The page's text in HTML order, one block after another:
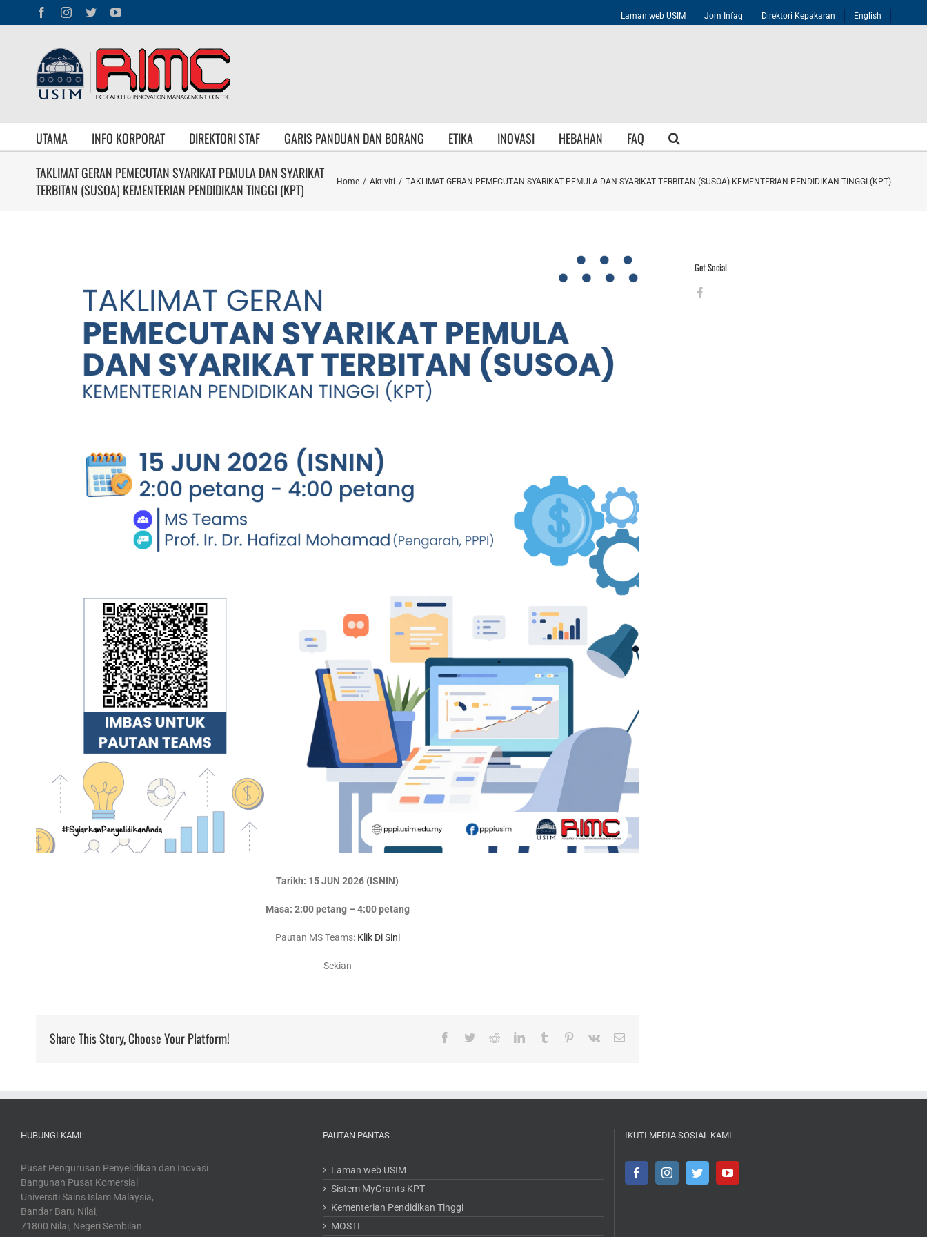
FacebookInstagram
TwitterYouTube Laman web USIM Jom Infaq Direktori Kepakaran English
UTAMA INFO KORPORAT DIREKTORI STAF GARIS PANDUAN DAN BORANG ETIKA INOVASI HEBAHAN
FAQ
TAKLIMAT GERAN PEMECUTAN SYARIKAT PEMULA DAN SYARIKAT
TERBITAN (SUSOA) KEMENTERIAN PENDIDIKAN TINGGI (KPT)
Home / Aktiviti / TAKLIMAT GERAN PEMECUTAN SYARIKAT PEMULA DAN SYARIKAT TERBITAN (SUSOA) KEMENTERIAN PENDIDIKAN TINGGI (KPT)
Tarikh: 15 JUN 2026 (ISNIN)
Masa: 2:00 petang – 4:00 petang
Pautan MS Teams: Klik Di Sini
Sekian
Share This Story, Choose Your Platform! Facebook
TwitterRedditLinkedInTumblr Pinterest
Vk Email
Get Social
HUBUNGI KAMI:
Pusat Pengurusan Penyelidikan dan Inovasi
Bangunan Pusat Komersial
Universiti Sains Islam Malaysia,
Bandar Baru Nilai,
71800 Nilai, Negeri Sembilan
PAUTAN PANTAS
Laman web USIM
Sistem MyGrants KPT
Kementerian Pendidikan Tinggi
MOSTI
IKUTI MEDIA SOSIAL KAMI